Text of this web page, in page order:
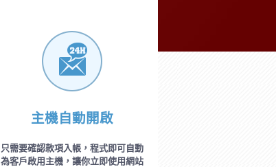
主機自動開啟
只需要確認款項入帳，程式即可自動
為客戶啟用主機，讓你立即使用網站